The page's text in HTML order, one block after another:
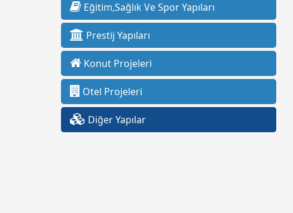
Eğitim,Sağlık Ve Spor Yapıları
Prestij Yapıları
Konut Projeleri
Otel Projeleri
Diğer Yapılar